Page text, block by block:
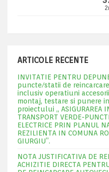
ARTICOLE RECENTE
INVITATIE PENTRU
puncte/statii de
inclusiv operatiuni
montaj, testare si punere
proiectului „ ASIGURAREA
TRANSPORT VERDE-
ELECTRICE PRIN PLANUL
REZILIENTA IN COMUNA
GIURGIU”.
NOTA JUSTIFICATIVA DE
ACHIZITIE DIRECTA